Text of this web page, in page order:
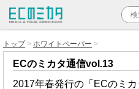
トップ ホワイトペーパー
ECのミカタ通信vol.13
2017年春発行の「ECのミ